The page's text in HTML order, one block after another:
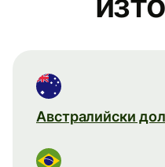
Австралийски